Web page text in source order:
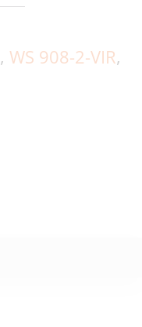
, WS 908-2-VIR,